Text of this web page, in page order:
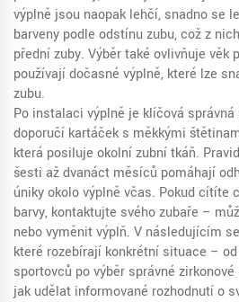
výplně jsou naopak lehčí, snadno se
barveny podle odstínu zubu, což z
přední zuby. Výběr také ovlivňuje
používají dočasné výplně, které lze
zubu.
Po instalaci výplně je klíčová
doporučí kartáček s měkkými
která posiluje okolní zubní tkáň.
šesti až dvanáct měsíců pomáhají
úniky okolo výplně včas. Pokud cítíte
barvy, kontaktujte svého zubaře –
nebo vyměnit výplň. V následujícím
které rozebírají konkrétní situace –
sportovců po výběr správné
jak udělat informované rozhodnutí o